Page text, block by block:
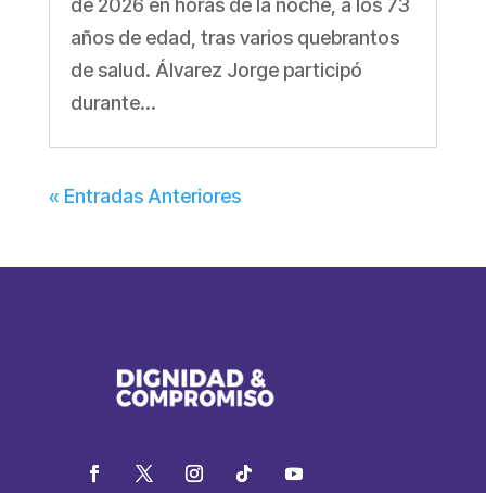
de 2026 en horas de la noche, a los 73
años de edad, tras varios quebrantos
de salud. Álvarez Jorge participó
durante...
« Entradas Anteriores